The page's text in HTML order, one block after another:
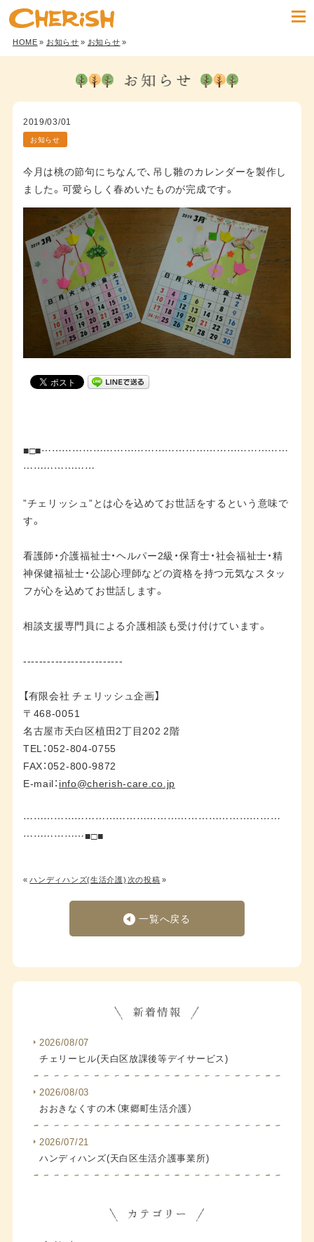
HOME» お知らせ» お知らせ»
2019/03/01
お知らせ
今月は桃の節句にちなんで、吊し雛のカレンダーを製作し
ました。可愛らしく春めいたものが完成です。
■□■………………………………………………………………
…………………
”チェリッシュ”とは心を込めてお世話をするという意味で
す。
看護師・介護福祉士・ヘルパー2級・保育士・社会福祉士・精
神保健福祉士・公認心理師などの資格を持つ元気なスタッ
フが心を込めてお世話します。
相談支援専門員による介護相談も受け付けています。
-------------------------
【有限会社 チェリッシュ企画】
〒468-0051
名古屋市天白区植田2丁目202 2階
TEL：052-804-0755
FAX：052-800-9872
E-mail： info@cherish-care.co.jp
…………………………………………………………………
………………■□■
«ハンディハンズ(生活介護)次の投稿»
一覧へ戻る
2026/08/07
チェリーヒル(天白区放課後等デイサービス)
2026/08/03
おおきなくすの木（東郷町生活介護）
2026/07/21
ハンディハンズ(天白区生活介護事業所)